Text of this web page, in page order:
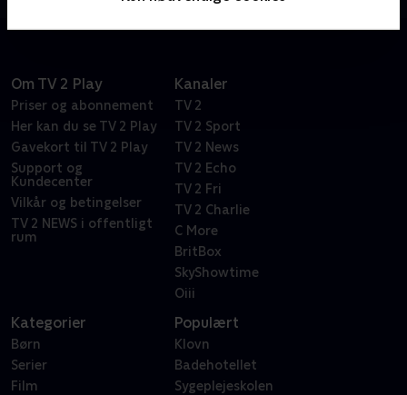
Om TV 2 Play
Priser og abonnement
Her kan du se TV 2 Play
Gavekort til TV 2 Play
Support og
Kundecenter
Vilkår og betingelser
TV 2 NEWS i offentligt
rum
Kanaler
TV 2
TV 2 Sport
TV 2 News
TV 2 Echo
TV 2 Fri
TV 2 Charlie
C More
BritBox
SkyShowtime
Oiii
Kategorier
Børn
Serier
Film
Populært
Klovn
Badehotellet
Sygeplejeskolen